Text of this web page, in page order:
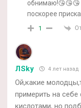
обнимаю!😘😘😘
поскорее
1
ЛSky 4 лет назад
Ой,какие
примерить на себе
кислотами, но